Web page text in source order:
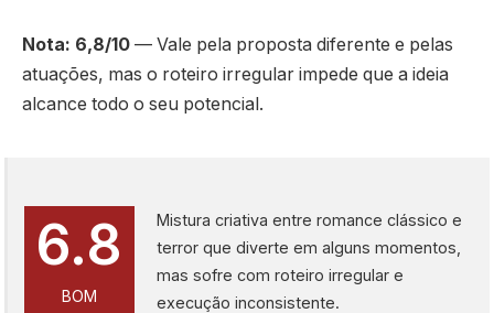
Nota: 6,8/10 — Vale pela proposta diferente e pelas
atuações, mas o roteiro irregular impede que a ideia
alcance todo o seu potencial.
6.8
BOM
Mistura criativa entre romance clássico e
terror que diverte em alguns momentos,
mas sofre com roteiro irregular e
execução inconsistente.